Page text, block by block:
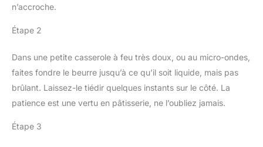
n’accroche.
Étape 2
Dans une petite casserole à feu très doux, ou au micro-ondes,
faites fondre le beurre jusqu’à ce qu’il soit liquide, mais pas
brûlant. Laissez-le tiédir quelques instants sur le côté. La
patience est une vertu en pâtisserie, ne l’oubliez jamais.
Étape 3